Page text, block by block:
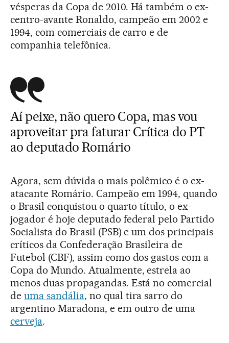
vésperas da Copa de 2010. Há também o ex-
centro-avante Ronaldo, campeão em 2002 e
1994, com comerciais de carro e de
companhia telefônica.
Aí peixe, não quero Copa, mas vou
aproveitar pra faturar Crítica do PT
ao deputado Romário
Agora, sem dúvida o mais polêmico é o ex-
atacante Romário. Campeão em 1994, quando
o Brasil conquistou o quarto título, o ex-
jogador é hoje deputado federal pelo Partido
Socialista do Brasil (PSB) e um dos principais
críticos da Confederação Brasileira de
Futebol (CBF), assim como dos gastos com a
Copa do Mundo. Atualmente, estrela ao
menos duas propagandas. Está no comercial
de uma sandália, no qual tira sarro do
argentino Maradona, e em outro de uma
cerveja.